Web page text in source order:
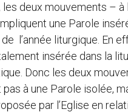
les deux mouvements – à
une Parole
l’année liturgique. En
insérée dans la
Donc les deux
à une Parole isolée,
par l’Eglise en